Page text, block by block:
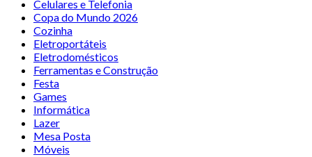
Celulares e Telefonia
Copa do Mundo 2026
Cozinha
Eletroportáteis
Eletrodomésticos
Ferramentas e Construção
Festa
Games
Informática
Lazer
Mesa Posta
Móveis